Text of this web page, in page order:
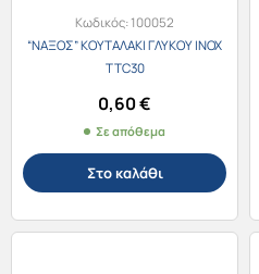
Κωδικός:100052
“ΝΑΞΟΣ” ΚΟΥΤΑΛΑΚΙ ΓΛΥΚΟΥ ΙΝΟΧ
TTC30
0,60€
Σε απόθεμα
Στο καλάθι